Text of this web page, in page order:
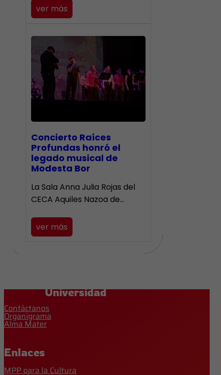
ver más
​Concierto Raíces
Profundas honró el
legado musical de
Modesta Bor
La Sala Anna Julia Rojas del
CECA Aquiles Nazoa de…
ver más
Universidad
Contáctanos
Organigrama
Alma Mater
Enlaces
MPP para la Cultura